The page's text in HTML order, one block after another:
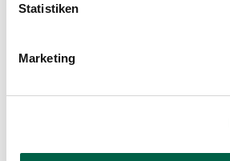
Statistiken
Marketing
Veranstaltungsort
8125 Zollikerberg